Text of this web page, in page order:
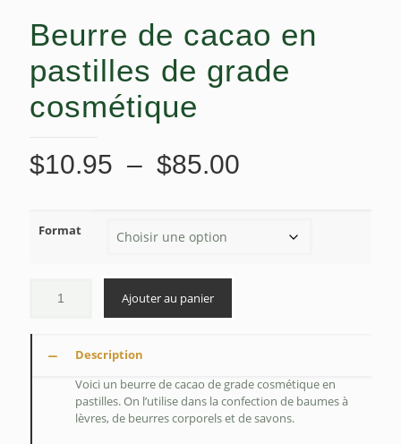
Beurre de cacao en
pastilles de grade
cosmétique
$10.95 – $85.00
$10.95
Format
Ajouter au panier
Description
Voici un beurre de cacao de grade cosmétique en
pastilles. On l’utilise dans la confection de baumes à
lèvres, de beurres corporels et de savons.